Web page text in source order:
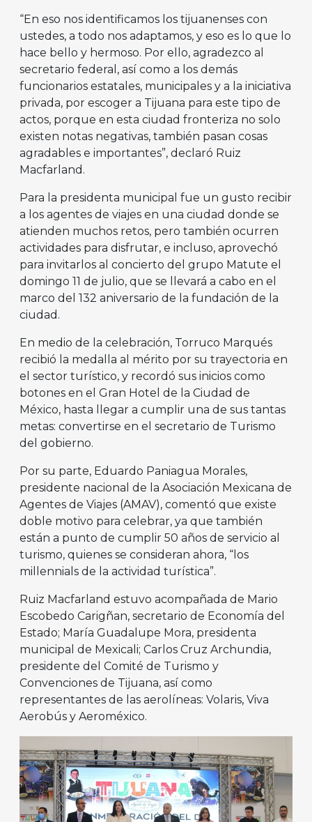
“En eso nos identificamos los tijuanenses con
ustedes, a todo nos adaptamos, y eso es lo que lo
hace bello y hermoso. Por ello, agradezco al
secretario federal, así como a los demás
funcionarios estatales, municipales y a la iniciativa
privada, por escoger a Tijuana para este tipo de
actos, porque en esta ciudad fronteriza no solo
existen notas negativas, también pasan cosas
agradables e importantes”, declaró Ruiz
Macfarland.
Para la presidenta municipal fue un gusto recibir
a los agentes de viajes en una ciudad donde se
atienden muchos retos, pero también ocurren
actividades para disfrutar, e incluso, aprovechó
para invitarlos al concierto del grupo Matute el
domingo 11 de julio, que se llevará a cabo en el
marco del 132 aniversario de la fundación de la
ciudad.
En medio de la celebración, Torruco Marqués
recibió la medalla al mérito por su trayectoria en
el sector turístico, y recordó sus inicios como
botones en el Gran Hotel de la Ciudad de
México, hasta llegar a cumplir una de sus tantas
metas: convertirse en el secretario de Turismo
del gobierno.
Por su parte, Eduardo Paniagua Morales,
presidente nacional de la Asociación Mexicana de
Agentes de Viajes (AMAV), comentó que existe
doble motivo para celebrar, ya que también
están a punto de cumplir 50 años de servicio al
turismo, quienes se consideran ahora, “los
millennials de la actividad turística”.
Ruiz Macfarland estuvo acompañada de Mario
Escobedo Carigñan, secretario de Economía del
Estado; María Guadalupe Mora, presidenta
municipal de Mexicali; Carlos Cruz Archundia,
presidente del Comité de Turismo y
Convenciones de Tijuana, así como
representantes de las aerolíneas: Volaris, Viva
Aerobús y Aeroméxico.